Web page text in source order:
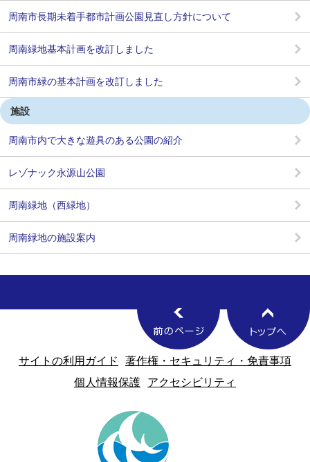
周南市長期未着手都市計画公園見直し方針について
周南緑地基本計画を改訂しました
周南市緑の基本計画を改訂しました
施設
周南市内で大きな遊具のある公園の紹介
レゾナック永源山公園
周南緑地（西緑地）
周南緑地の施設案内
サイトの利用ガイド
著作権・セキュリティ・免責事項
個人情報保護
アクセシビリティ